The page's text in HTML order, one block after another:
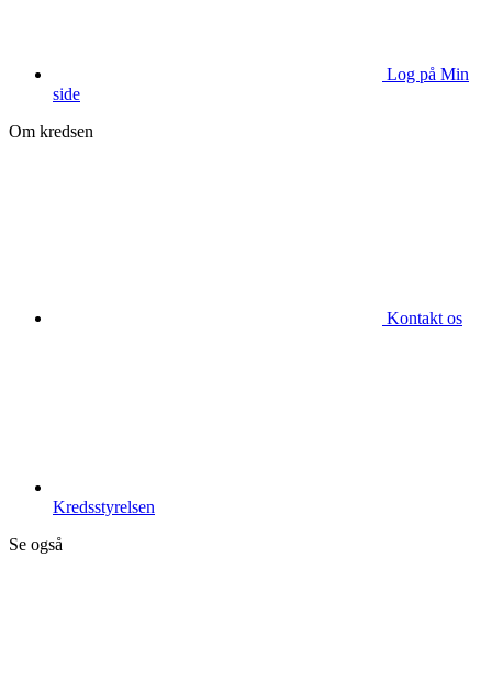
Log på Min
side
Om kredsen
Kontakt os
Kredsstyrelsen
Se også